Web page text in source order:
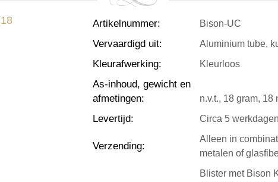
Artikelnummer: Bison-UC
Vervaardigd uit: Aluminium tube,
Kleurafwerking: Kleurloos
As-inhoud, gewicht en
afmetingen: n.v.t., 18 gram,
Levertijd: Circa 5 werkdagen
Verzending:
Alleen in
metalen of
Blister met Bison